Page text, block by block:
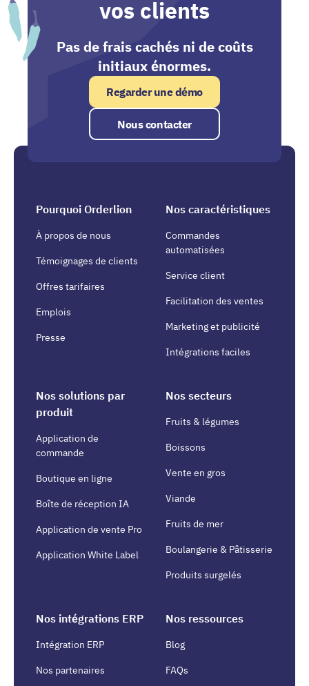
vos clients
Pas de frais cachés ni de coûts
initiaux énormes.
Regarder une démo
Nous contacter
Pourquoi Orderlion
À propos de nous
Témoignages de clients
Offres tarifaires
Emplois
Presse
Nos caractéristiques
Commandes
automatisées
Service client
Facilitation des ventes
Marketing et publicité
Intégrations faciles
Nos solutions par
produit
Application de
commande
Boutique en ligne
Boîte de réception IA
Application de vente Pro
Application White Label
Nos secteurs
Fruits & légumes
Boissons
Vente en gros
Viande
Fruits de mer
Boulangerie & Pâtisserie
Produits surgelés
Nos intégrations ERP
Intégration ERP
Nos partenaires
Nos ressources
Blog
FAQs